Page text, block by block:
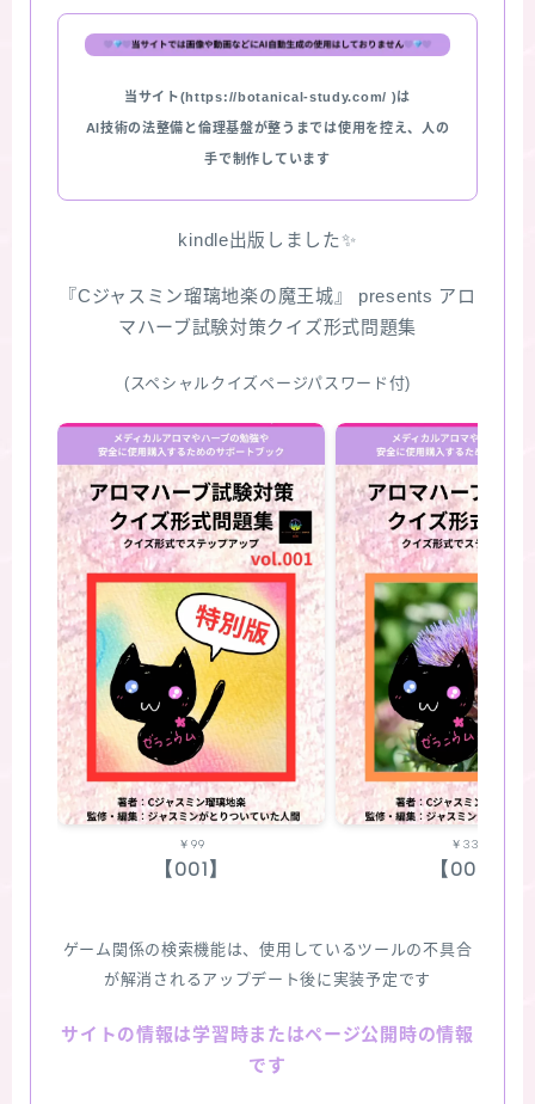
版限定)
当サイト(https://botanical-study.com/ )は
AI技術の法整備と倫理基盤が整うまでは使用を控え、人の
手で制作しています
kindle出版しました✨
『Cジャスミン瑠璃地楽の魔王城』 presents アロ
マハーブ試験対策クイズ形式問題集
(スペシャルクイズページパスワード付)
￥99
【001】
￥330
【002】
ゲーム関係の検索機能は、使用しているツールの不具合
が解消されるアップデート後に実装予定です
サイトの情報は学習時またはページ公開時の情報
です